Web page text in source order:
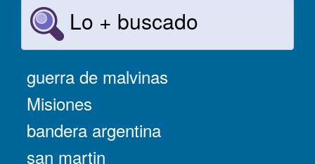
Lo + buscado
guerra de malvinas
Misiones
bandera argentina
san martin